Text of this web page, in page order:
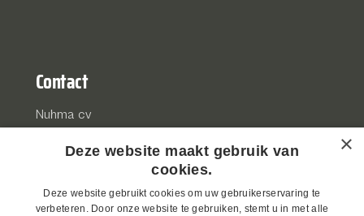
Contact
Nuhma cv
3500 Hasselt
011 49 56 10
×
Deze website maakt gebruik van
cookies.
Deze website gebruikt cookies om uw gebruikerservaring te
verbeteren. Door onze website te gebruiken, stemt u in met alle